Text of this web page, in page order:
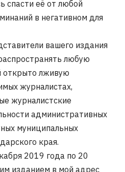
спасти её от любой
в негативном для
вашего издания
любую
открыто лживую
журналистах,
журналистские
административных
муниципальных
края.
2019 года по 20
изданием в мой адрес